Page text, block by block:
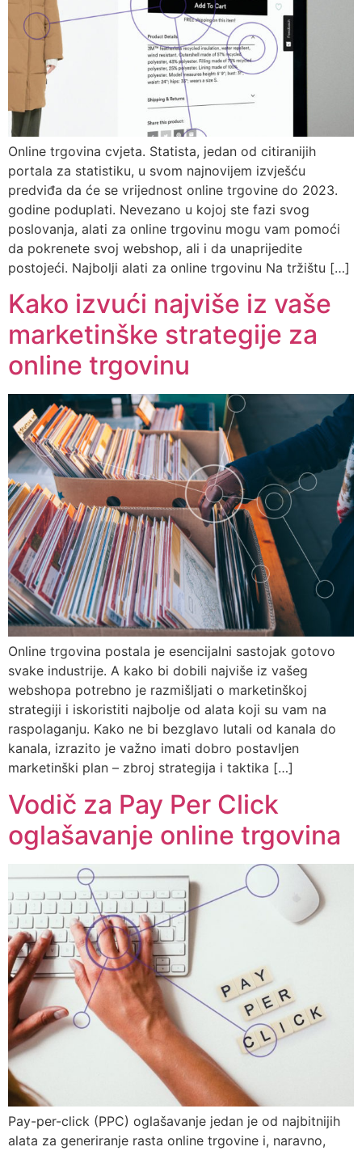
Online trgovina cvjeta. Statista, jedan od citiranijih
portala za statistiku, u svom najnovijem izvješću
predviđa da će se vrijednost online trgovine do 2023.
godine poduplati. Nevezano u kojoj ste fazi svog
poslovanja, alati za online trgovinu mogu vam pomoći
da pokrenete svoj webshop, ali i da unaprijedite
postojeći. Najbolji alati za online trgovinu Na tržištu […]
Kako izvući najviše iz vaše
marketinške strategije za
online trgovinu
Online trgovina postala je esencijalni sastojak gotovo
svake industrije. A kako bi dobili najviše iz vašeg
webshopa potrebno je razmišljati o marketinškoj
strategiji i iskoristiti najbolje od alata koji su vam na
raspolaganju. Kako ne bi bezglavo lutali od kanala do
kanala, izrazito je važno imati dobro postavljen
marketinški plan – zbroj strategija i taktika […]
Vodič za Pay Per Click
oglašavanje online trgovina
Pay-per-click (PPC) oglašavanje jedan je od najbitnijih
alata za generiranje rasta online trgovine i, naravno,